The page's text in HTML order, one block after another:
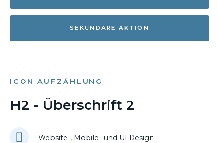
SEKUNDÄRE AKTION
ICON AUFZÄHLUNG
H2 - Überschrift 2
Website-, Mobile- und UI Design